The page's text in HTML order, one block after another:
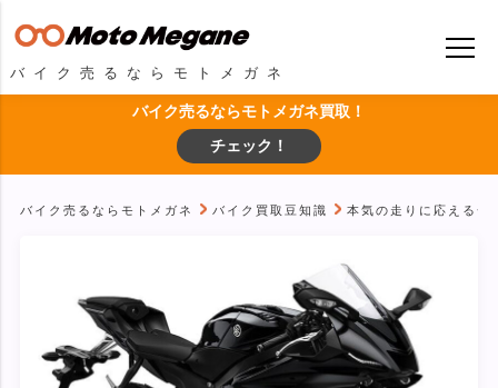
バイク売るならモトメガネ
バイク売るならモトメガネ買取！
チェック！
バイク売るならモトメガネ バイク買取豆知識 本気の走りに応える